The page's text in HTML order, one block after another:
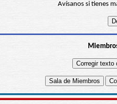
Avísanos si tienes